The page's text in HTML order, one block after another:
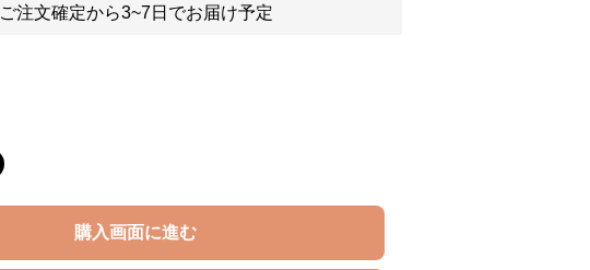
ご注文確定から3~7日でお届け予定
購入画面に進む